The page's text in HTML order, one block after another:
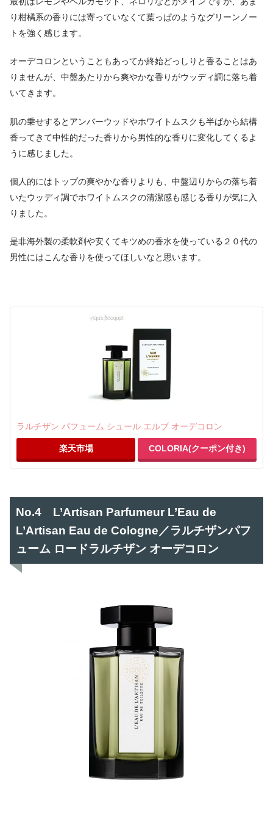
り柑橘系の香りには寄っていなくて葉っぱのようなグリーンノー
トを強く感じます。
オーデコロンということもあってか終始どっしりと香ることはあ
りませんが、中盤あたりから爽やかな香りがウッディ調に落ち着
いてきます。
肌の乗せするとアンバーウッドやホワイトムスクも半ばから結構
香ってきて中性的だった香りから男性的な香りに変化してくるよ
うに感じました。
個人的にはトップの爽やかな香りよりも、中盤辺りからの落ち着
いたウッディ調でホワイトムスクの清潔感も感じる香りが気に入
りました。
是非海外製の柔軟剤や安くてキツめの香水を使っている２０代の
男性にはこんな香りを使ってほしいなと思います。
ラルチザン パフューム シュール エルブ オーデコロン
楽天市場 COLORIA(クーポン付き)
No.4 L’Artisan Parfumeur L’Eau de
L’Artisan Eau de Cologne／ラルチザンパフ
ューム ロードラルチザン オーデコロン